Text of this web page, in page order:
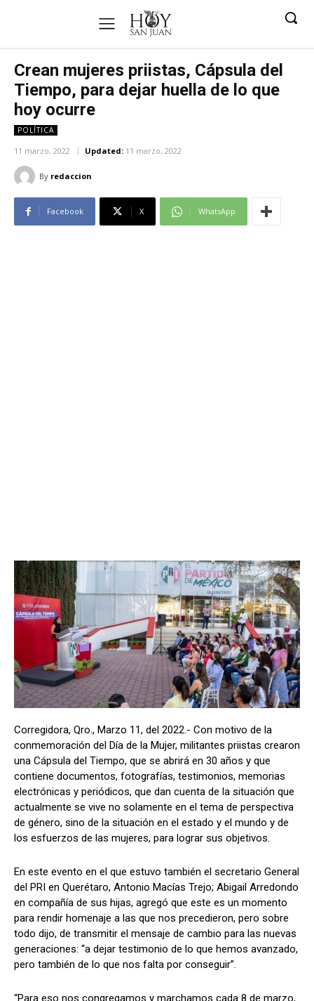
Crean mujeres priistas, Cápsula del
Tiempo, para dejar huella de lo que
hoy ocurre
POLÍTICA
11 marzo, 2022 Updated: 11 marzo, 2022
By redaccion
Facebook X WhatsApp
Corregidora, Qro., Marzo 11, del 2022.- Con motivo de la
conmemoración del Día de la Mujer, militantes priistas crearon
una Cápsula del Tiempo, que se abrirá en 30 años y que
contiene documentos, fotografías, testimonios, memorias
electrónicas y periódicos, que dan cuenta de la situación que
actualmente se vive no solamente en el tema de perspectiva
de género, sino de la situación en el estado y el mundo y de
los esfuerzos de las mujeres, para lograr sus objetivos.
En este evento en el que estuvo también el secretario General
del PRI en Querétaro, Antonio Macías Trejo; Abigail Arredondo
en compañía de sus hijas, agregó que este es un momento
para rendir homenaje a las que nos precedieron, pero sobre
todo dijo, de transmitir el mensaje de cambio para las nuevas
generaciones: “a dejar testimonio de lo que hemos avanzado,
pero también de lo que nos falta por conseguir”.
“Para eso nos congregamos y marchamos cada 8 de marzo,